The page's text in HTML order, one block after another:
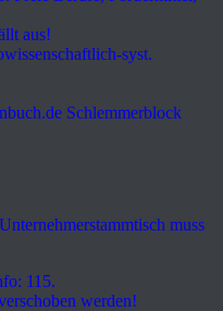
aus!
syst.
Schlemmerblock
muss
115.
werden!